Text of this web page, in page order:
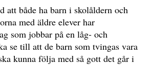
att både ha barn i skolåldern och
med äldre elever har
som jobbar på en låg- och
se till att de barn som tvingas vara
kunna följa med så gott det går i